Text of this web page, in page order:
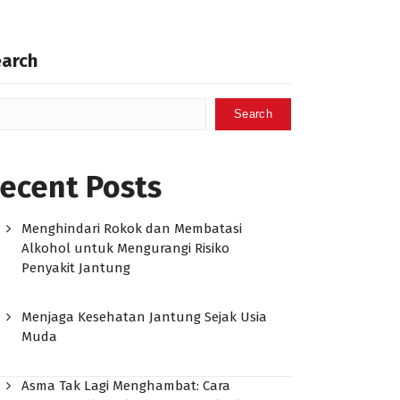
Search
Posts
Menghindari Rokok dan Membatasi
Alkohol untuk Mengurangi Risiko
Penyakit Jantung
Menjaga Kesehatan Jantung Sejak Usia
Muda
Asma Tak Lagi Menghambat: Cara